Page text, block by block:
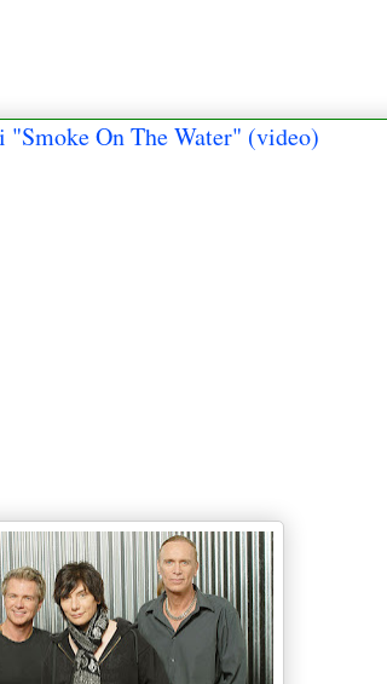
On The Water" (video)